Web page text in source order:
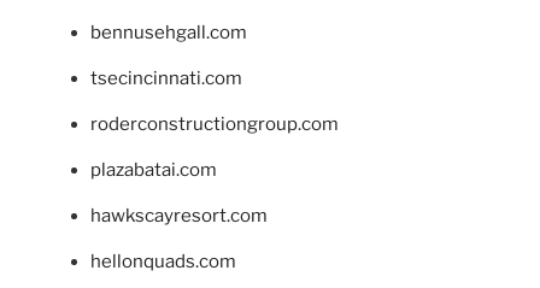
bennusehgall.com
tsecincinnati.com
roderconstructiongroup.com
plazabatai.com
hawkscayresort.com
hellonquads.com